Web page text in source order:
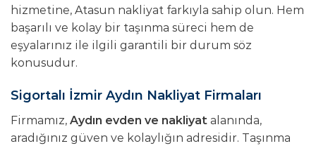
hizmetine, Atasun nakliyat farkıyla sahip olun. Hem
başarılı ve kolay bir taşınma süreci hem de
eşyalarınız ile ilgili garantili bir durum söz
konusudur.
Sigortalı İzmir Aydın Nakliyat Firmaları
Firmamız, Aydın evden ve nakliyat alanında,
aradığınız güven ve kolaylığın adresidir. Taşınma